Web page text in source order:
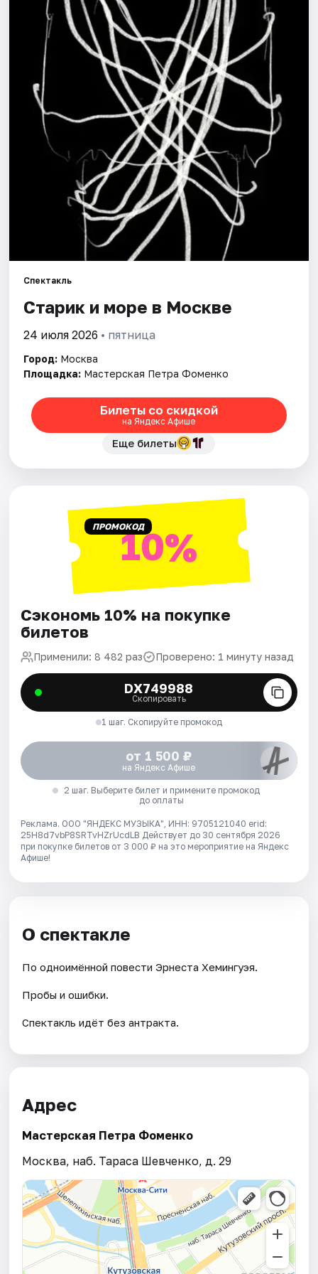
Города
Площадки
Артисты
Рейтинги
Спектакль
Старик и море в Москве
24 июля 2026 • пятница
Город: Москва
Площадка: Мастерская Петра Фоменко
Билеты со скидкой
на Яндекс Афише
Еще билеты
ПРОМОКОД10%
Сэкономь 10% на покупке
билетов
Применили: 8 482 раз Проверено: 1 минуту назад
DX749988
Скопировать
1 шаг. Скопируйте промокод
от 1 500 ₽
на Яндекс Афише
2 шаг. Выберите билет и примените промокод
до оплаты
Реклама. ООО "ЯНДЕКС МУЗЫКА", ИНН: 9705121040 erid:
25H8d7vbP8SRTvHZrUcdLB Действует до 30 сентября 2026
при покупке билетов от 3 000 ₽ на это мероприятие на Яндекс
Афише!
О спектакле
По одноимённой повести Эрнеста Хемингуэя.
Пробы и ошибки.
Спектакль идёт без антракта.
Адрес
Мастерская Петра Фоменко
Москва, наб. Тараса Шевченко, д. 29